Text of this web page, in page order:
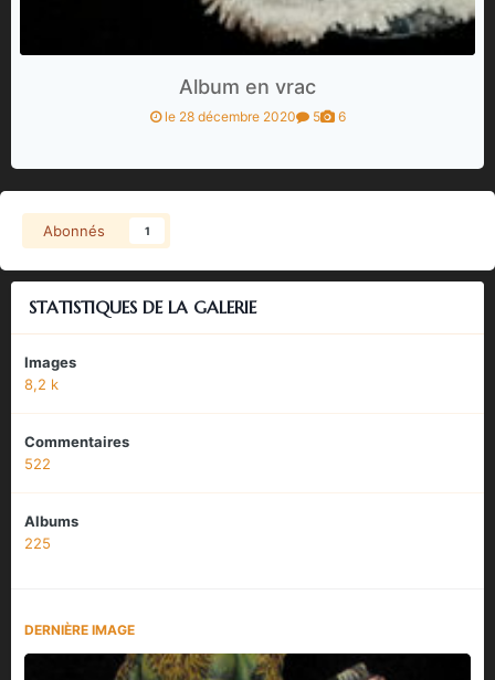
Album en vrac
le 28 décembre 2020 5 6
Abonnés 1
STATISTIQUES DE LA GALERIE
Images
8,2 k
Commentaires
522
Albums
225
DERNIÈRE IMAGE